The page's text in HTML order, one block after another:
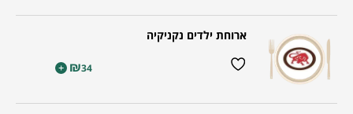
ארוחת ילדים נקניקיה
₪34
+